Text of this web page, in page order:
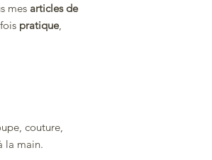
mes articles de
pratique,
couture,
la main.